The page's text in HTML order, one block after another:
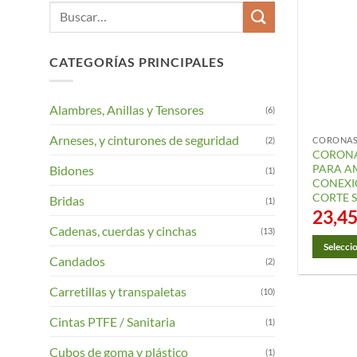
Buscar
CATEGORÍAS PRINCIPALES
Alambres, Anillas y Tensores (6)
Arneses, y cinturones de seguridad (2)
Bidones (1)
Bridas (1)
Cadenas, cuerdas y cinchas (13)
Candados (2)
Carretillas y transpaletas (10)
Cintas PTFE / Sanitaria (1)
Cubos de goma y plástico (1)
PARA
CORTE
23,45